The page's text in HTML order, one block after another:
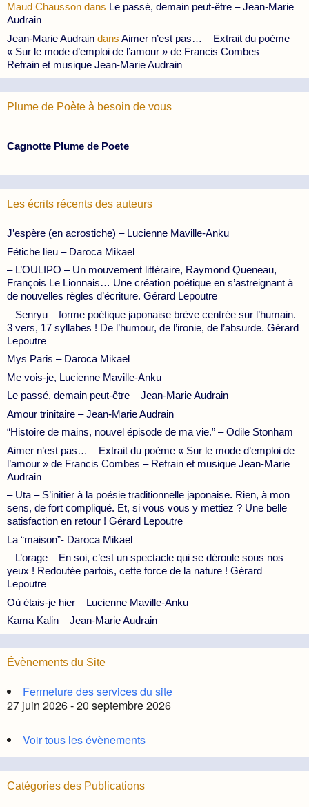
Maud Chausson dans Le passé, demain peut-être – Jean-Marie
Audrain
Jean-Marie Audrain dans Aimer n’est pas… – Extrait du poème
« Sur le mode d’emploi de l’amour » de Francis Combes –
Refrain et musique Jean-Marie Audrain
Plume de Poète à besoin de vous
Cagnotte Plume de Poete
Les écrits récents des auteurs
J’espère (en acrostiche) – Lucienne Maville-Anku
Fétiche lieu – Daroca Mikael
– L’OULIPO – Un mouvement littéraire, Raymond Queneau,
François Le Lionnais… Une création poétique en s’astreignant à
de nouvelles règles d’écriture. Gérard Lepoutre
– Senryu – forme poétique japonaise brève centrée sur l’humain.
3 vers, 17 syllabes ! De l’humour, de l’ironie, de l’absurde. Gérard
Lepoutre
Mys Paris – Daroca Mikael
Me vois-je, Lucienne Maville-Anku
Le passé, demain peut-être – Jean-Marie Audrain
Amour trinitaire – Jean-Marie Audrain
“Histoire de mains, nouvel épisode de ma vie.” – Odile Stonham
Aimer n’est pas… – Extrait du poème « Sur le mode d’emploi de
l’amour » de Francis Combes – Refrain et musique Jean-Marie
Audrain
– Uta – S’initier à la poésie traditionnelle japonaise. Rien, à mon
sens, de fort compliqué. Et, si vous vous y mettiez ? Une belle
satisfaction en retour ! Gérard Lepoutre
La “maison”- Daroca Mikael
– L’orage – En soi, c’est un spectacle qui se déroule sous nos
yeux ! Redoutée parfois, cette force de la nature ! Gérard
Lepoutre
Où étais-je hier – Lucienne Maville-Anku
Kama Kalin – Jean-Marie Audrain
Évènements du Site
Fermeture des services du site
27 juin 2026 - 20 septembre 2026
Voir tous les évènements
Catégories des Publications